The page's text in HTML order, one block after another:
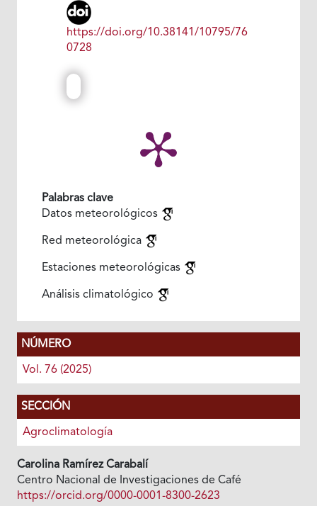
https://doi.org/10.38141/10795/76
0728
Palabras clave
Datos meteorológicos
Red meteorológica
Estaciones meteorológicas
Análisis climatológico
NÚMERO
Vol. 76 (2025)
SECCIÓN
Agroclimatología
Carolina Ramírez Carabalí
Centro Nacional de Investigaciones de Café
https://orcid.org/0000-0001-8300-2623